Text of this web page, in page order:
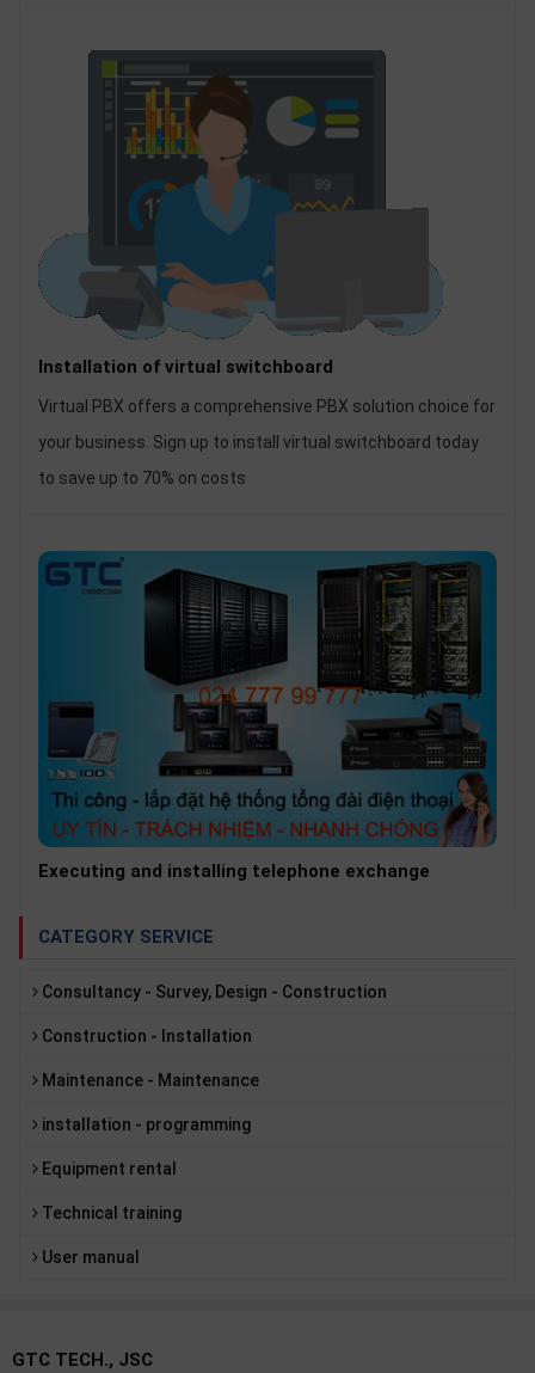
Installation of virtual switchboard
Virtual PBX offers a comprehensive PBX solution choice for
your business. Sign up to install virtual switchboard today
to save up to 70% on costs
Executing and installing telephone exchange
CATEGORY SERVICE
Consultancy - Survey, Design - Construction
Construction - Installation
Maintenance - Maintenance
installation - programming
Equipment rental
Technical training
User manual
GTC TECH., JSC